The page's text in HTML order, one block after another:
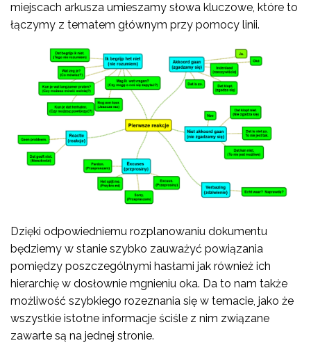
miejscach arkusza umieszamy słowa kluczowe, które to
łączymy z tematem głównym przy pomocy linii.
Dzięki odpowiedniemu rozplanowaniu dokumentu
będziemy w stanie szybko zauważyć powiązania
pomiędzy poszczególnymi hasłami jak również ich
hierarchię w dosłownie mgnieniu oka. Da to nam także
możliwość szybkiego rozeznania się w temacie, jako że
wszystkie istotne informacje ściśle z nim związane
zawarte są na jednej stronie.